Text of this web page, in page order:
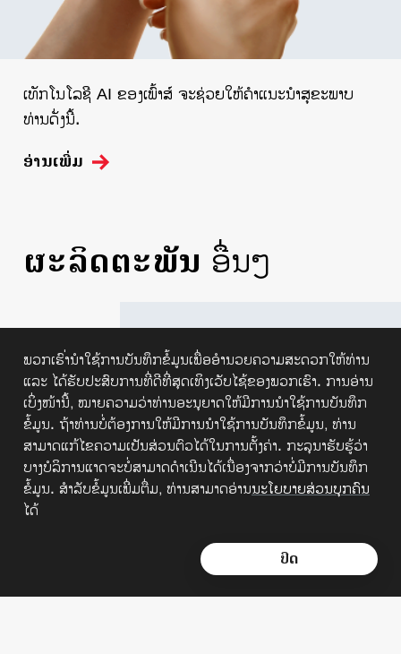
ເທັກໂນໂລຊີ AI ຂອງເພົ້າສ໌ ຈະຊ່ວຍໃຫ້ຄຳແນະນຳສຸຂະພາບ
ທ່ານດັ່ງນີ້.
ອ່ານເພີ່ມ
ຜະລິດຕະພັນ ອື່ນໆ
ລາຍ​ລະ​ອຽດ​ຂອງ​ຜະ​ລິດ​ຕະ​ພັນ
ພຣູໄບຣ້ ເເຟມມີລີ
+856 21 211 123
ພວກເຮົາ່ນຳໃຊ້ການບັນທຶກຂໍ້ມູນເພື່ອອຳນວຍຄວາມສະດວກໃຫ້ທ່ານ
ແລະ ໄດ້ຮັບປະສົບການທີ່ດີທີ່ສຸດເທິງເວັບໄຊ້ຂອງພວກເຮົາ.​ ການອ່ານ
ເບິ່ງໜ້ານີ້,​ ໝາຍຄວາມວ່າທ່ານອະນຸຍາດໃຫ້ມີການນຳໃຊ້ການບັນທຶກ
ຂໍ້ມູນ.​ ຖ້າທ່ານບໍ່ຕ້ອງການໃຫ້ມີການນຳໃຊ້ການບັນທຶກຂໍ້ມູນ, ທ່ານ
ສາມາດແກ້ໄຂຄວາມເປັນສ່ວນຕົວໄດ້ໃນການຕັ້ງຄ່າ.​ ກະລຸນາຮັບຮູ້ວ່າ
ບາງບໍລິການແາດຈະບໍ່ສາມາດດຳເນີນໄດ້ເນື່ອງຈາກວ່າບໍ່ມີການບັນທຶກ
ຂໍ້ມູນ. ສຳລັບຂໍ້ມູນເພີ່ມຕື່ມ, ທ່ານສາມາດອ່ານນະໂຍບາຍສ່ວນບຸກຄົນ
ໄດ້
ປິດ